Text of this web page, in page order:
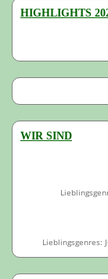
HIGHLIGHTS
WIR SIND
Lieblingsgenres: